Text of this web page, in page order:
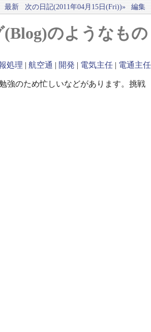
最新 次の日記(2011年04月15日(Fri))» 編集
(Blog)のようなもの
処理 | 航空通 | 開発 | 電気主任 | 電通主任
強のため忙しいなどがあります。挑戦